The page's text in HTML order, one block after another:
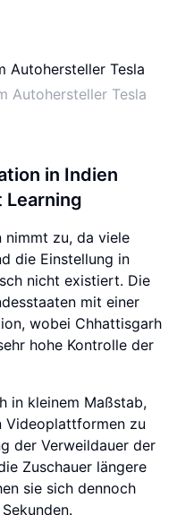
Autohersteller Tesla
in Indien
Learning
nimmt zu, da viele
die Einstellung in
nicht existiert. Die
mit einer
wobei Chhattisgarh
hohe Kontrolle der
in kleinem Maßstab,
Videoplattformen zu
der Verweildauer der
Zuschauer längere
sie sich dennoch